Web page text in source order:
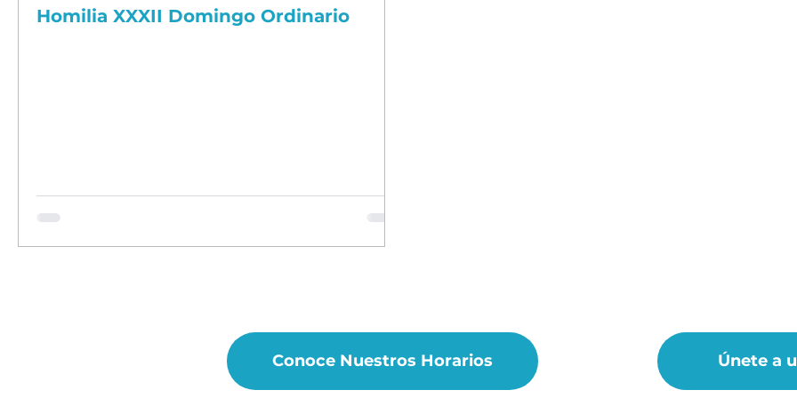
Homilia XXXII Domingo Ordinario
Conoce Nuestros Horarios Únete a